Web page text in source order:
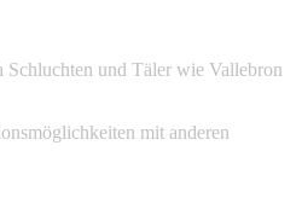
und Täler wie Vallebron
mit anderen